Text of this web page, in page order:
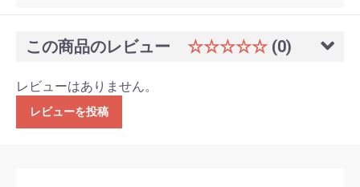
この商品のレビュー ☆☆☆☆☆ (0)
レビューはありません。
レビューを投稿